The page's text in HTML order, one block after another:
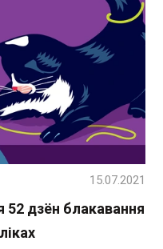
52 дзён блакавання
15.07.2021